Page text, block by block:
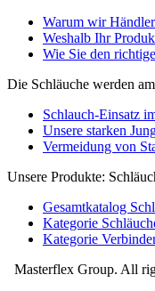
Warum wir
Weshalb Ihr
Wie Sie den
Die Schläuche werden
Schlauch-Einsatz
Unsere starken
Vermeidung von
Unsere Produkte:
Gesamtkatalog
Kategorie
Kategorie
Masterflex Group. All